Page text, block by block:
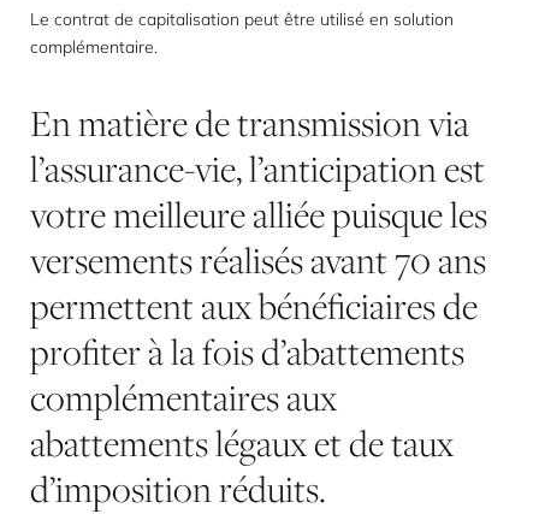
Le contrat de capitalisation peut être utilisé en solution
complémentaire.
En matière de transmission via
l’assurance-vie, l’anticipation est
votre meilleure alliée puisque les
versements réalisés avant 70 ans
permettent aux bénéficiaires de
profiter à la fois d’abattements
complémentaires aux
abattements légaux et de taux
d’imposition réduits.